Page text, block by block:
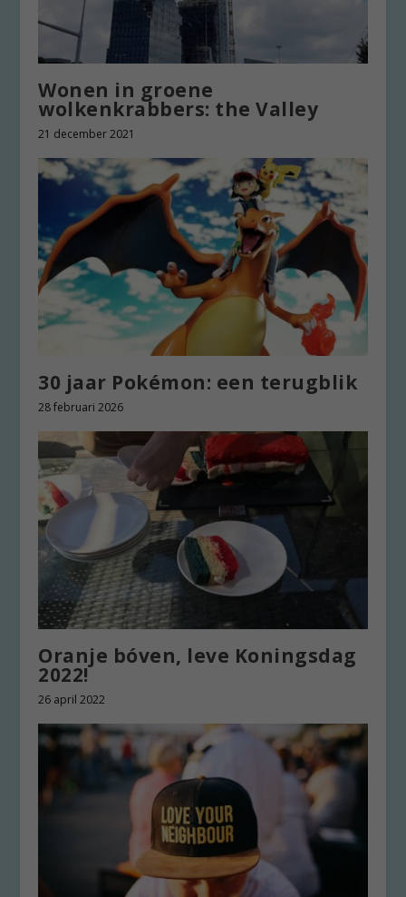
Wonen in groene
wolkenkrabbers: the Valley
21 december 2021
30 jaar Pokémon: een terugblik
28 februari 2026
Oranje bóven, leve Koningsdag
2022!
26 april 2022